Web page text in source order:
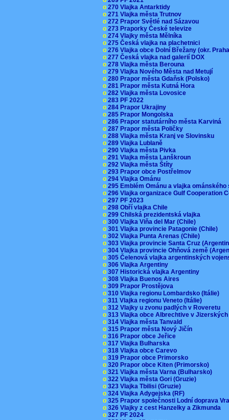
o 270 Vlajka Antarktidy
o 271 Vlajka města Trutnov
o 272 Prapor Světlé nad Sázavou
o 273 Praporky České televize
o 274 Vlajky města Mělníka
o 275 Česká vlajka na plachetnici
o 276 Vlajka obce Dolní Břežany (okr.
o 277 Česká vlajka nad galerií DOX
o 278 Vlajka města Berouna
o 279 Vlajka Nového Města nad Metují
o 280 Prapor města Gdaňsk (Polsko)
o 281 Prapor města Kutná Hora
o 282 Vlajka města Lovosice
o 283 PF 2022
o 284 Prapor Ukrajiny
o 285 Prapor Mongolska
o 286 Prapor statutárního města Karviná
o 287 Prapor města Poličky
o 288 Vlajka města Kranj ve Slovinsku
o 289 Vlajka Lublaně
o 290 Vlajka města Pivka
o 291 Vlajka města Lanškroun
o 292 Vlajka města Štíty
o 293 Prapor obce Postřelmov
o 294 Vlajka Ománu
o 295 Emblém Ománu a vlajka
o 296 Vlajka organizace Gulf Cooperation
o 297 PF 2023
o 298 Obří vlajka Chile
o 299 Chilská prezidentská vlajka
o 300 Vlajka Viňa del Mar (Chile)
o 301 Vlajka provincie Patagonie (Chile)
o 302 Vlajka Punta Arenas (Chile)
o 303 Vlajka provincie Santa Cruz
o 304 Vlajka provincie Ohňová země
o 305 Čelenová vlajka argentinských
o 306 Vlajka Argentiny
o 307 Historická vlajka Argentiny
o 308 Vlajka Buenos Aires
o 309 Prapor Prostějova
o 310 Vlajka regionu Lombardsko (Itálie)
o 311 Vlajka regionu Veneto (Itálie)
o 312 Vlajky u zvonu padlých v Roveretu
o 313 Vlajka obce Albrechtive v
o 314 Vlajka města Tanvald
o 315 Prapor města Nový Jičín
o 316 Prapor obce Jeřice
o 317 Vlajka Bulharska
o 318 Vlajka obce Carevo
o 319 Prapor obce Primorsko
o 320 Prapor obce Kiten (Primorsko)
o 321 Vlajka města Varna (Bulharsko)
o 322 Vlajka města Gori (Gruzie)
o 323 Vlajka Tbilisi (Gruzie)
o 324 Vlajka Adygejska (RF)
o 325 Prapor společnosti Lodní doprava
o 326 Vlajky z cest Hanzelky a Zikmunda
o 327 PF 2024